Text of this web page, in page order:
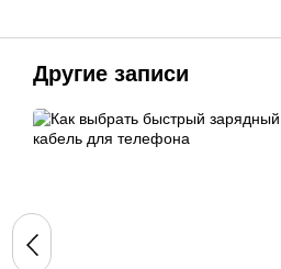
Другие записи